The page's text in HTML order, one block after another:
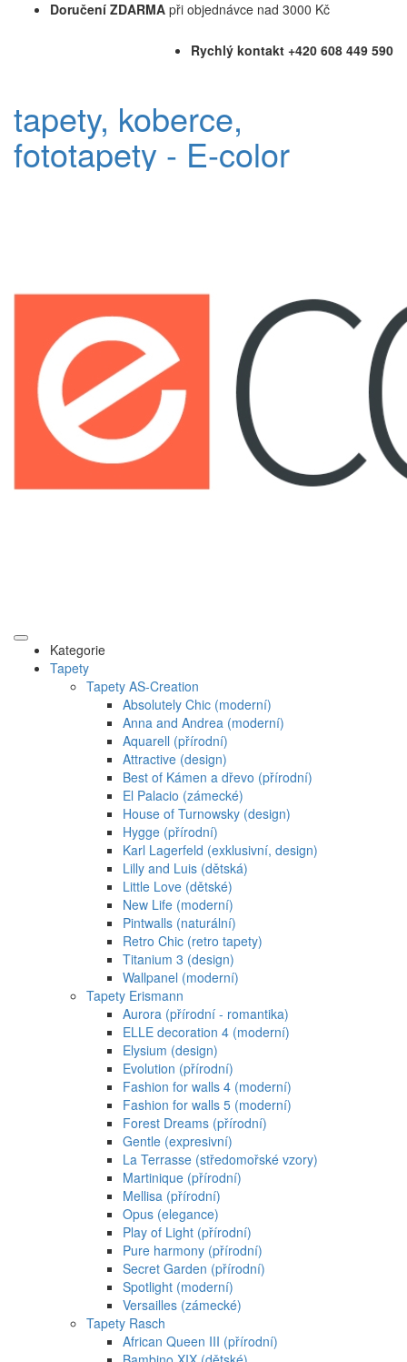
Doručení ZDARMA při objednávce nad 3000 Kč
Rychlý kontakt +420 608 449 590
tapety, koberce,
fototapety - E-color
Kategorie
Tapety
Tapety AS-Creation
Absolutely Chic (moderní)
Anna and Andrea (moderní)
Aquarell (přírodní)
Attractive (design)
Best of Kámen a dřevo (přírodní)
El Palacio (zámecké)
House of Turnowsky (design)
Hygge (přírodní)
Karl Lagerfeld (exklusivní, design)
Lilly and Luis (dětská)
Little Love (dětské)
New Life (moderní)
Pintwalls (naturální)
Retro Chic (retro tapety)
Titanium 3 (design)
Wallpanel (moderní)
Tapety Erismann
Aurora (přírodní - romantika)
ELLE decoration 4 (moderní)
Elysium (design)
Evolution (přírodní)
Fashion for walls 4 (moderní)
Fashion for walls 5 (moderní)
Forest Dreams (přírodní)
Gentle (expresivní)
La Terrasse (středomořské vzory)
Martinique (přírodní)
Mellisa (přírodní)
Opus (elegance)
Play of Light (přírodní)
Pure harmony (přírodní)
Secret Garden (přírodní)
Spotlight (moderní)
Versailles (zámecké)
Tapety Rasch
African Queen III (přírodní)